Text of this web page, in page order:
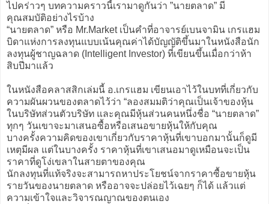
ไปคร่าวๆ บทความคราวนี้เรามาดูกันว่า ”นายตลาด” มี
คุณสมบัติอย่างไรบ้าง
“นายตลาด” หรือ Mr.Market เป็นคำที่อาจารย์เบนจามิน เกรแฮม
บิดาแห่งการลงทุนแบบเน้นคุณค่าได้บัญญัติขึ้นมาในหนังสือนัก
ลงทุนผู้ชาญฉลาด (Intelligent Investor) ที่เขียนขึ้นเมื่อกว่าห้า
สิบปีมาแล้ว
ในหนังสือคลาสสิกเล่มนี้ อ.เกรแฮม เขียนเอาไว้ในบทที่เกี่ยวกับ
ความผันผวนของตลาดไว้ว่า “ลองสมมติว่าคุณเป็นเจ้าของหุ้น
ในบริษัทส่วนตัวบริษัท และคุณมีหุ้นส่วนคนหนึ่งชื่อ “นายตลาด”
ทุกๆ วันเขาจะมาเสนอซื้อหรือเสนอขายหุ้นให้กับคุณ
บางครั้งความคิดของเขาเกี่ยวกับราคาหุ้นที่เขาบอกมานั้นก็ดูมี
เหตุมีผล แต่ในบางครั้ง ราคาหุ้นที่เขาเสนอมาดูเหมือนจะเป็น
ราคาที่ดูโง่เขลาในสายตาของคุณ
นักลงทุนที่แท้จริงจะสามารถหาประโยชน์จากราคาซื้อขายหุ้น
รายวันของนายตลาด หรืออาจจะปล่อยไว้เฉยๆ ก็ได้ แล้วแต่
ความเข้าใจและวิจารณญาณของตนเอง